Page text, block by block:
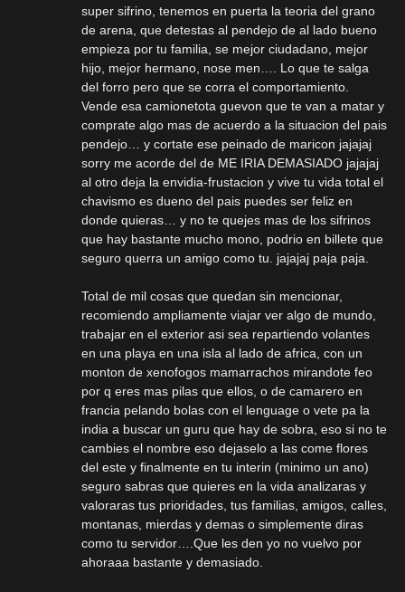
super sifrino, tenemos en puerta la teoria del grano
de arena, que detestas al pendejo de al lado bueno
empieza por tu familia, se mejor ciudadano, mejor
hijo, mejor hermano, nose men…. Lo que te salga
del forro pero que se corra el comportamiento.
Vende esa camionetota guevon que te van a matar y
comprate algo mas de acuerdo a la situacion del pais
pendejo… y cortate ese peinado de maricon jajajaj
sorry me acorde del de ME IRIA DEMASIADO jajajaj
al otro deja la envidia-frustacion y vive tu vida total el
chavismo es dueno del pais puedes ser feliz en
donde quieras… y no te quejes mas de los sifrinos
que hay bastante mucho mono, podrio en billete que
seguro querra un amigo como tu. jajajaj paja paja.
Total de mil cosas que quedan sin mencionar,
recomiendo ampliamente viajar ver algo de mundo,
trabajar en el exterior asi sea repartiendo volantes
en una playa en una isla al lado de africa, con un
monton de xenofogos mamarrachos mirandote feo
por q eres mas pilas que ellos, o de camarero en
francia pelando bolas con el lenguage o vete pa la
india a buscar un guru que hay de sobra, eso si no te
cambies el nombre eso dejaselo a las come flores
del este y finalmente en tu interin (minimo un ano)
seguro sabras que quieres en la vida analizaras y
valoraras tus prioridades, tus familias, amigos, calles,
montanas, mierdas y demas o simplemente diras
como tu servidor….Que les den yo no vuelvo por
ahoraaa bastante y demasiado.